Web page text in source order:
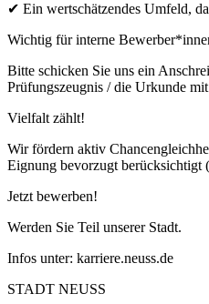
✔ Ein wertschätzendes Umfeld,
Wichtig für interne
Bitte schicken Sie uns ein
Prüfungszeugnis / die Urkunde
Vielfalt zählt!
Wir fördern aktiv
Eignung bevorzugt berücksichtigt
Jetzt bewerben!
Werden Sie Teil unserer Stadt.
Infos unter: karriere.neuss.de
STADT NEUSS